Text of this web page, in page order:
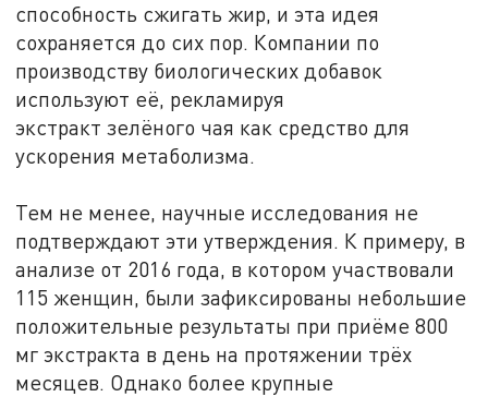
способность сжигать жир, и эта идея
сохраняется до сих пор. Компании по
производству биологических добавок
используют её, рекламируя
экстракт зелёного чая как средство для
ускорения метаболизма.
Тем не менее, научные исследования не
подтверждают эти утверждения. К примеру, в
анализе от 2016 года, в котором участвовали
115 женщин, были зафиксированы небольшие
положительные результаты при приёме 800
мг экстракта в день на протяжении трёх
месяцев. Однако более крупные